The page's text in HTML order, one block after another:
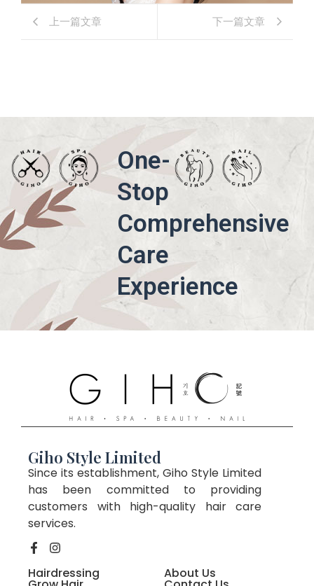
上一篇文章 下一篇文章
One-
Stop
Comprehensive
Care
Experience
Giho Style Limited
Since its establishment, Giho Style Limited
has been committed to providing
customers with high-quality hair care
services.
Hairdressing About Us